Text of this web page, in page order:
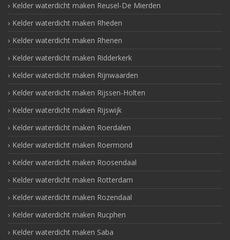
Kelder waterdicht maken Reusel-De Mierden
Kelder waterdicht maken Rheden
Kelder waterdicht maken Rhenen
Kelder waterdicht maken Ridderkerk
Kelder waterdicht maken Rijnwaarden
Kelder waterdicht maken Rijssen-Holten
Kelder waterdicht maken Rijswijk
Kelder waterdicht maken Roerdalen
Kelder waterdicht maken Roermond
Kelder waterdicht maken Roosendaal
Kelder waterdicht maken Rotterdam
Kelder waterdicht maken Rozendaal
Kelder waterdicht maken Rucphen
Kelder waterdicht maken Saba